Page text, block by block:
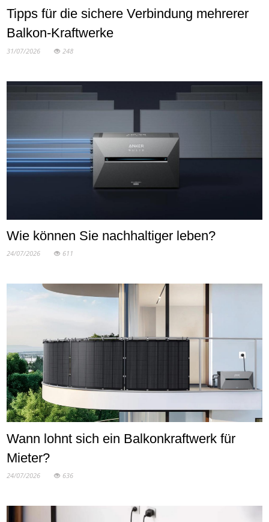
Tipps für die sichere Verbindung mehrerer
Balkon-Kraftwerke
31/07/2026 248
Wie können Sie nachhaltiger leben?
24/07/2026 611
Wann lohnt sich ein Balkonkraftwerk für
Mieter?
24/07/2026 636